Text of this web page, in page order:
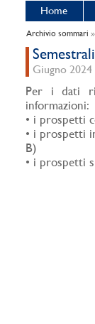
Home
Archivio sommari
Giugno 2024
Per i dati
informazioni:
• i prospetti
• i prospetti
B)
• i prospetti